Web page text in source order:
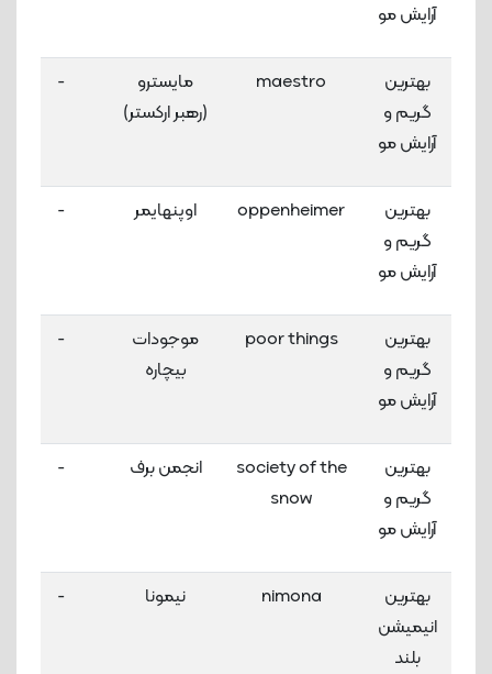
آرایش مو
بهترین
گریم و
آرایش مو
maestro
مایسترو
(رهبر ارکستر)
-
بهترین
گریم و
آرایش مو
oppenheimer اوپنهایمر -
بهترین
گریم و
آرایش مو
poor things
موجودات
بیچاره
-
بهترین
گریم و
آرایش مو
society of the
snow
انجمن برف -
بهترین
انیمیشن
بلند
nimona نیمونا -